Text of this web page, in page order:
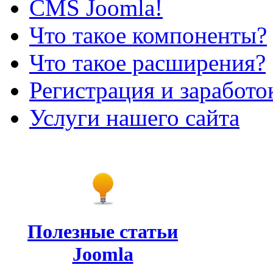
CMS Joomla!
Что такое компоненты?
Что такое расширения?
Регистрация и
Услуги нашего сайта
Полезные статьи
Joomla